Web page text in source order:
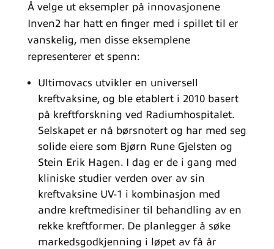
Å velge ut eksempler på innovasjonene
Inven2 har hatt en finger med i spillet til er
vanskelig, men disse eksemplene
representerer et spenn:
Ultimovacs utvikler en universell
kreftvaksine, og ble etablert i 2010 basert
på kreftforskning ved Radiumhospitalet.
Selskapet er nå børsnotert og har med seg
solide eiere som Bjørn Rune Gjelsten og
Stein Erik Hagen. I dag er de i gang med
kliniske studier verden over av sin
kreftvaksine UV-1 i kombinasjon med
andre kreftmedisiner til behandling av en
rekke kreftformer. De planlegger å søke
markedsgodkjenning i løpet av få år